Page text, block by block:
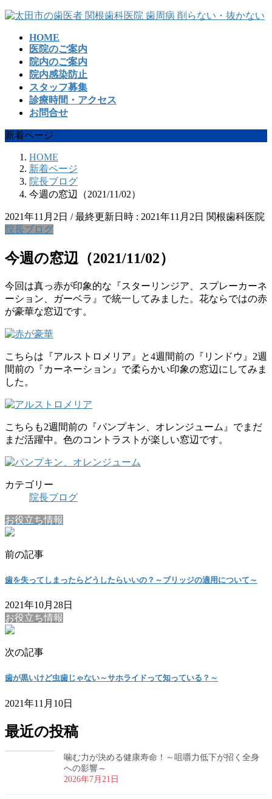
コ
プ
ナ
動
HOME
医院のご案内
院内のご案内
院内感染防止
スタッフ募集
診療時間・アクセス
お問合せ
新着ページ
HOME
新着ページ
院長ブログ
今週の窓辺（2021/11/02）
2021年11月2日 / 最終更新日時 : 2021年11月2日 関根歯科医院
院長ブログ
今週の窓辺（2021/11/02）
今回は真っ赤が印象的な『スターリンジア、スプレーカーネ
ーション、ガーベラ』で統一してみました。花ならではの赤
が豪華な窓辺です。
こちらは『アルストロメリア』と4週間前の『リンドウ』2週
間前の『カーネーション』で柔らかい印象の窓辺にしてみま
した。
こちらも2週間前の『パンプキン、オレンジューム』でまだ
まだ活躍中。色のコントラストが楽しい窓辺です。
カテゴリー
院長ブログ
お役立ち情報
前の記事
歯を失ってしまったらどうしたらいいの？～ブリッジの適用について～
2021年10月28日
お役立ち情報
次の記事
歯が黒いけど虫歯じゃない～サホライドって知っている？～
2021年11月10日
最近の投稿
噛む力が決める健康寿命！～咀嚼力低下が招く全身
への影響～
2026年7月21日